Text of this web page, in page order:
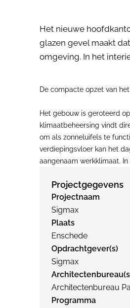
Het nieuwe
glazen gevel maakt
omgeving. In het
De compacte opzet van
Het gebouw is geroteerd
klimaatbeheersing vindt
om als zonneluifels te
verdiepingsvloer kan het
aangenaam werkklimaat.
Projectgegevens
Projectnaam
Sigmax
Plaats
Enschede
Opdrachtgever(s)
Sigmax
Architectenbureau
Programma